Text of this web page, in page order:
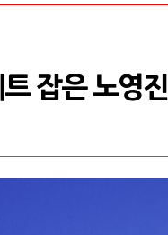
트 잡은 노영진